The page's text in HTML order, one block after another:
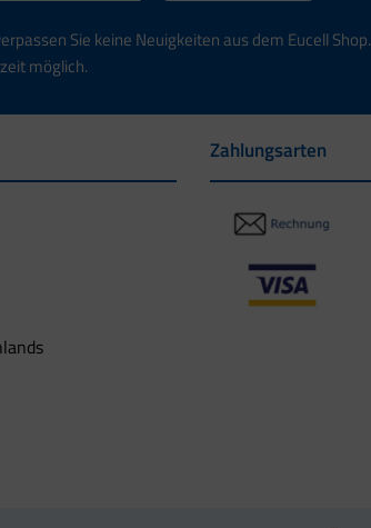
Sie keine Neuigkeiten aus dem Eucell Shop.
möglich.
Zahlungsarten